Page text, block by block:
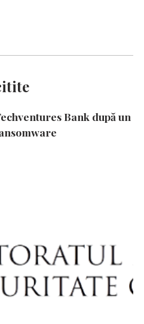
Bank după un